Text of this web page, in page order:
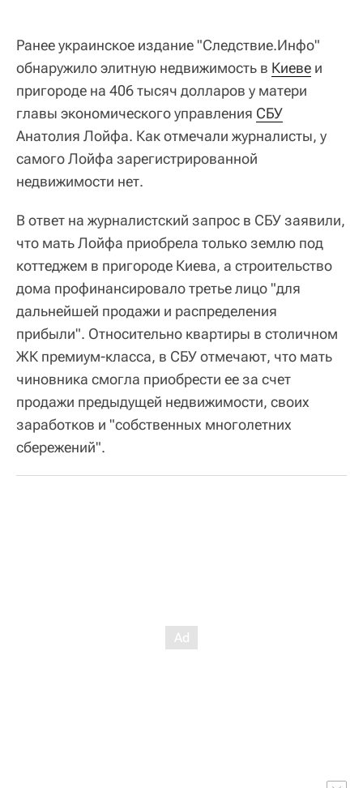
Ранее украинское издание "Следствие.Инфо"
обнаружило элитную недвижимость в Киеве и
пригороде на 406 тысяч долларов у матери
главы экономического управления СБУ
Анатолия Лойфа. Как отмечали журналисты, у
самого Лойфа зарегистрированной
недвижимости нет.
В ответ на журналистский запрос в СБУ заявили,
что мать Лойфа приобрела только землю под
коттеджем в пригороде Киева, а строительство
дома профинансировало третье лицо "для
дальнейшей продажи и распределения
прибыли". Относительно квартиры в столичном
ЖК премиум-класса, в СБУ отмечают, что мать
чиновника смогла приобрести ее за счет
продажи предыдущей недвижимости, своих
заработков и "собственных многолетних
сбережений".